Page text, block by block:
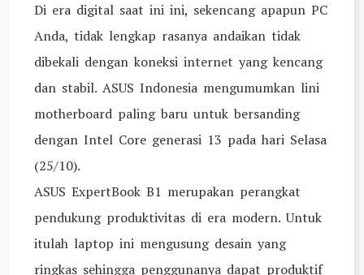
Di era digital saat ini ini, sekencang apapun PC
Anda, tidak lengkap rasanya andaikan tidak
dibekali dengan koneksi internet yang kencang
dan stabil. ASUS Indonesia mengumumkan lini
motherboard paling baru untuk bersanding
dengan Intel Core generasi 13 pada hari Selasa
(25/10).
ASUS ExpertBook B1 merupakan perangkat
pendukung produktivitas di era modern. Untuk
itulah laptop ini mengusung desain yang
ringkas sehingga penggunanya dapat produktif